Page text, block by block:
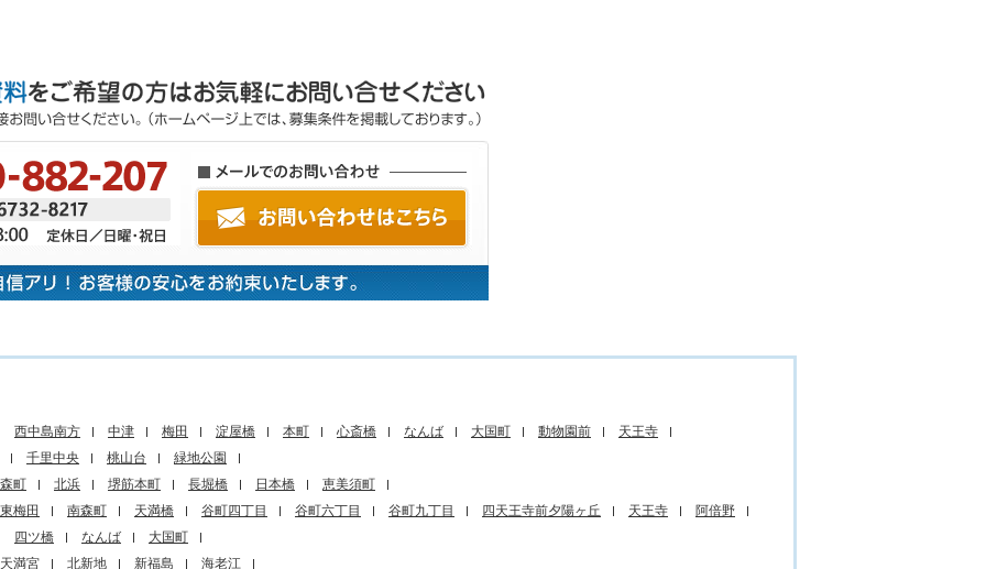
西中島南方 中津 梅田 淀屋橋 本町 心斎橋 なんば 大国町 動物園前
天王寺
千里中央
桃山台
緑地公園
町
北浜 堺筋本町 長堀橋 日本橋
恵美須町
東梅田
南森町 天満橋 谷町四丁目 谷町六丁目 谷町九丁目 四天王寺前夕陽ヶ丘 天王寺
阿倍野
四ツ橋
なんば
大国町
満宮
北新地 新福島 海老江